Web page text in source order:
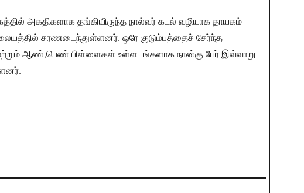
அகதிகளாக தங்கியிருந்த நால்வர் கடல் வழியாக தாயகம்
சரணடைந்துள்ளனர். ஒரே குடும்பத்தைச் சேர்ந்த
ஆண்,பெண் பிள்ளைகள் உள்ளடங்களாக நான்கு பேர் இவ்வாறு